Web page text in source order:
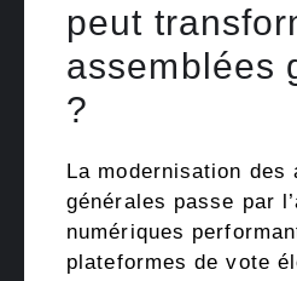
peut
assemblées
?
La modernisation des
générales passe par
numériques
plateformes de vote